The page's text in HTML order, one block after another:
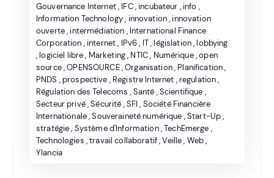
Gouvernance Internet, IFC, incubateur , info ,
Information Technology, innovation, innovation
ouverte, intermédiation , International Finance
Corporation , internet, IPv6, IT,législation,lobbying
,logiciel libre, Marketing, NTIC, Numérique,open
source,OPENSOURCE,Organisation, Planification,
PNDS ,prospective , Registre Internet ,regulation,
Régulation des Telecoms , Santé ,Scientifique ,
Secteur privé,Sécurité ,SFI , Société Financière
Internationale,Souveraineté numérique ,Start-Up,
stratégie, Système d'Information,TechEmerge ,
Technologies ,travail collaboratif,Veille, Web,
Ylancia